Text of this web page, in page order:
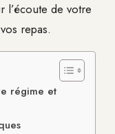
l’écoute de votre
repas.
régime et